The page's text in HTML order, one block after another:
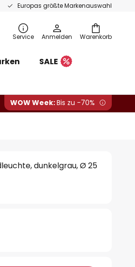
Europas größte Markenauswahl
Warenkorb
Service Anmelden
SALE
WOW Week:Bis zu -70%
dunkelgrau, Ø 25